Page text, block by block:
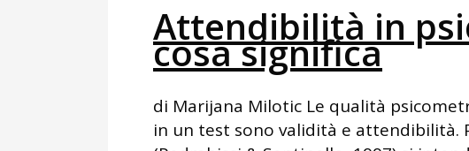
Attendibilità in
cosa significa
di Marijana Milotic Le qualità
in un test sono validità e